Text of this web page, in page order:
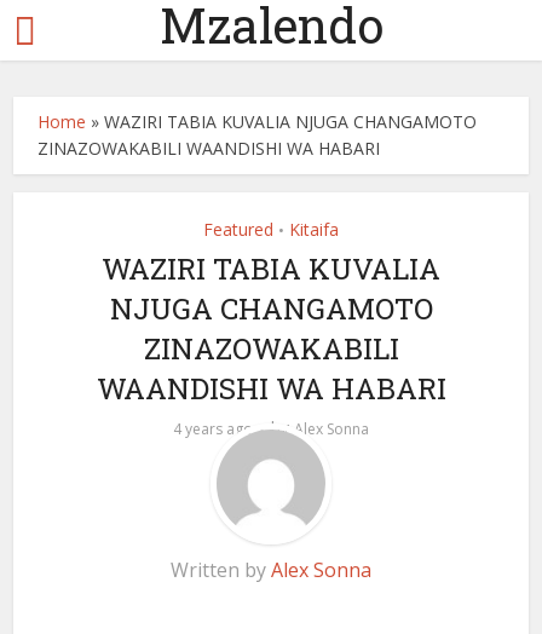
Mzalendo
Home »WAZIRI TABIA KUVALIA NJUGA CHANGAMOTO
ZINAZOWAKABILI WAANDISHI WA HABARI
Featured • Kitaifa
WAZIRI TABIA KUVALIA
NJUGA CHANGAMOTO
ZINAZOWAKABILI
WAANDISHI WA HABARI
4 years ago by Alex Sonna
Written byAlex Sonna